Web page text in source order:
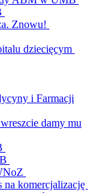
Znowu!
dziecięcym
i Farmacji
damy mu
na komercjalizację